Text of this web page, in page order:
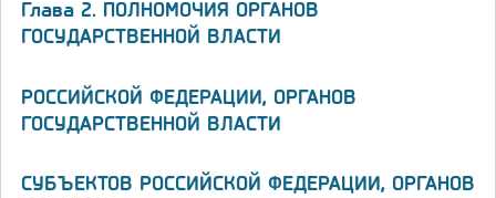
Глава 2. ПОЛНОМОЧИЯ ОРГАНОВ
ГОСУДАРСТВЕННОЙ ВЛАСТИ
РОССИЙСКОЙ ФЕДЕРАЦИИ, ОРГАНОВ
ГОСУДАРСТВЕННОЙ ВЛАСТИ
СУБЪЕКТОВ РОССИЙСКОЙ ФЕДЕРАЦИИ, ОРГАНОВ